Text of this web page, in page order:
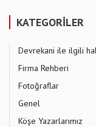
KATEGORİLER
Devrekani ile ilgili
Firma Rehberi
Fotoğraflar
Genel
Köşe Yazarlarımız